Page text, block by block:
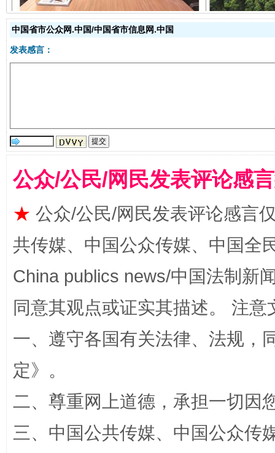
全民健身五年计划来了！等你上场
中国省市公众网.中国/中国省市信息网.中国
发表感言：
公众/公民/网民发表评论感
★ 公众/公民/网民发表评论感言
共传媒、中国公众传媒、中国全
China publics news/中国法制新
同意其观点或证实其描述。 注
一、遵守各国有关法律、法规，
定》。
二、尊重网上道德，承担一切因
三、中国公共传媒、中国公众传